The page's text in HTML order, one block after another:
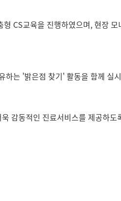
CS교육을 진행하였으며, 현장
하는 '밝은점 찾기' 활동을 함께 실
감동적인 진료서비스를 제공하